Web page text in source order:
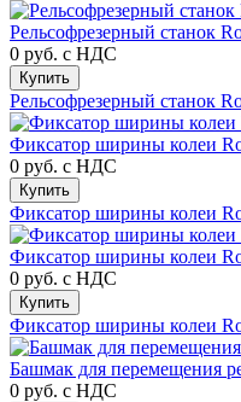
Рельсофрезерный станок
0 руб. с НДС
Купить
Рельсофрезерный станок
Фиксатор ширины колеи
0 руб. с НДС
Купить
Фиксатор ширины колеи
Фиксатор ширины колеи
0 руб. с НДС
Купить
Фиксатор ширины колеи
Башмак для перемещения
0 руб. с НДС